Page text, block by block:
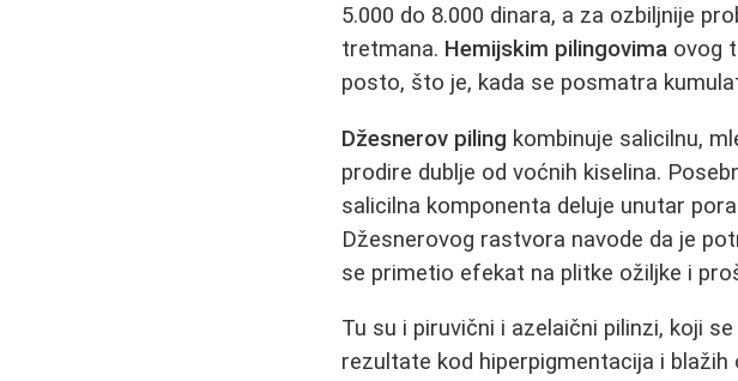
5.000 do 8.000 dinara, a za ozbiljnije
tretmana. Hemijskim pilingovima ovog
posto, što je, kada se posmatra
Džesnerov piling kombinuje salicilnu,
prodire dublje od voćnih kiselina.
salicilna komponenta deluje unutar
Džesnerovog rastvora navode da je
se primetio efekat na plitke ožiljke i
Tu su i piruvični i azelaični pilinzi, koji
rezultate kod hiperpigmentacija i blažih